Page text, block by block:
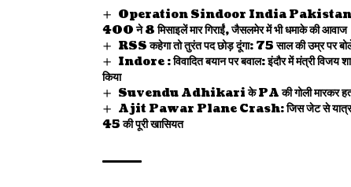
Operation Sindoor India Pakistan war :
400 ने 8 मिसाइलें मार गिराईं, जैसलमेर में भी धमाके की आवाज
RSS कहेगा तो तुरंत पद छोड़ दूंगा: 75 साल की उम्र पर
Indore : विवादित बयान पर बवाल: इंदौर में मंत्री विजय
किया
Suvendu Adhikari के PA की गोली मारकर
Ajit Pawar Plane Crash: जिस जेट से यात्रा कर
45 की पूरी खासियत